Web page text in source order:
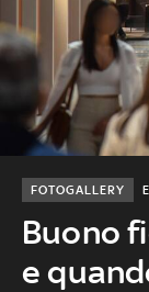
Buono
e
FOTOGALLERY